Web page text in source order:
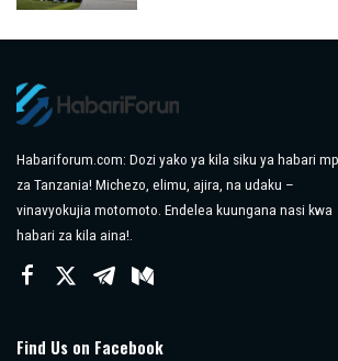
Habariforum.com: Dozi yako ya kila siku ya habari
za Tanzania! Michezo, elimu, ajira, na udaku –
vinavyokujia motomoto. Endelea kuungana nasi kwa
habari za kila aina!.
Find Us on Facebook